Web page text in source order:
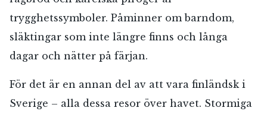
trygghetssymboler. Påminner om barndom,
släktingar som inte längre finns och långa
dagar och nätter på färjan.
För det är en annan del av att vara finländsk i
Sverige – alla dessa resor över havet. Stormiga